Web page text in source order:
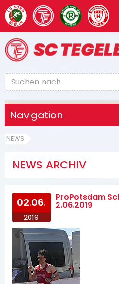
Navigation
NEWS
NEWS ARCHIV
02.06.
2019
ProPotsdam
2.06.2019